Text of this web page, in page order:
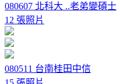
080607 北科大 ..老弟變碩士
12 張照片
080511 台南桂田中信